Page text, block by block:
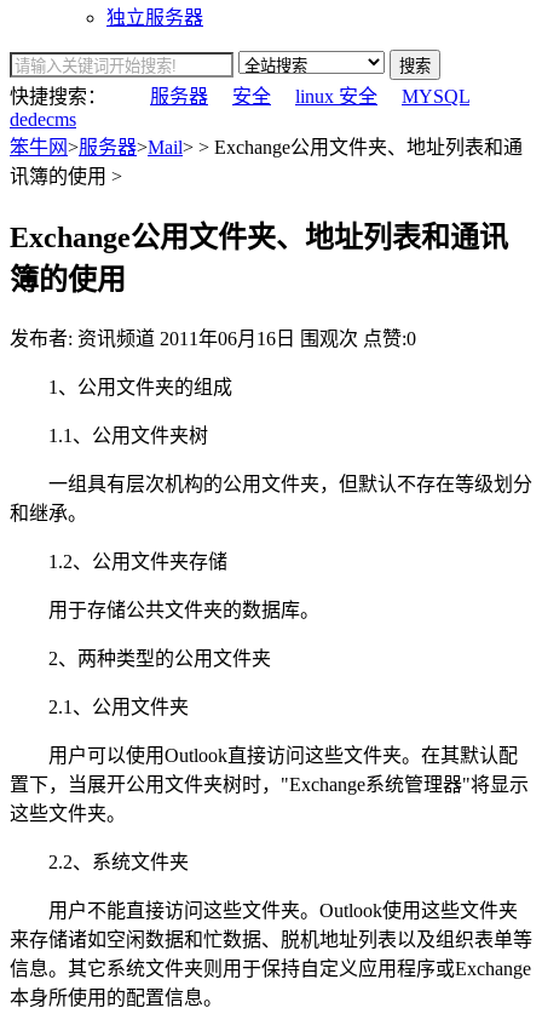
独立服务器
搜索
快捷搜索： 服务器 安全 linux 安全
MYSQL
dedecms
笨牛网>服务器>Mail> > Exchange公用文件夹、地址列表和通
讯簿的使用 >
Exchange公用文件夹、地址列表和通讯
簿的使用
发布者: 资讯频道 2011年06月16日 围观次 点赞:0
1、公用文件夹的组成
1.1、公用文件夹树
一组具有层次机构的公用文件夹，但默认不存在等级划分
和继承。
1.2、公用文件夹存储
用于存储公共文件夹的数据库。
2、两种类型的公用文件夹
2.1、公用文件夹
用户可以使用Outlook直接访问这些文件夹。在其默认配
置下，当展开公用文件夹树时，"Exchange系统管理器"将显示
这些文件夹。
2.2、系统文件夹
用户不能直接访问这些文件夹。Outlook使用这些文件夹
来存储诸如空闲数据和忙数据、脱机地址列表以及组织表单等
信息。其它系统文件夹则用于保持自定义应用程序或Exchange
本身所使用的配置信息。